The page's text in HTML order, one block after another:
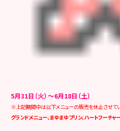
5月31日（火）～6月18日（土）
※上記期間中は以下メニューの販売を休止させてい
グランドメニュー、まゆまゆプリン、ハートフーチャ